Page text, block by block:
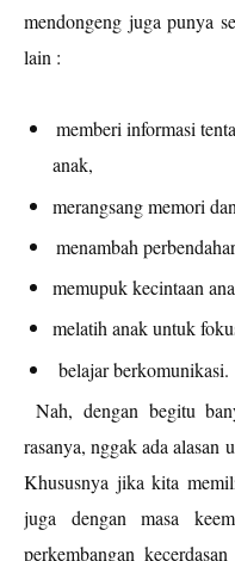
mendongeng juga punya
lain :
memberi informasi
anak,
merangsang memori
menambah
memupuk kecintaan
melatih anak untuk
belajar berkomunikasi.
Nah, dengan begitu
rasanya, nggak ada alasan
Khususnya jika kita
juga dengan masa
perkembangan